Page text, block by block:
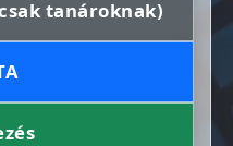
tanároknak)